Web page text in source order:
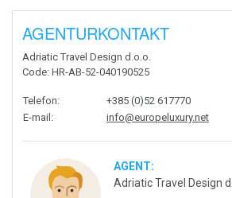
AGENTURKONTAKT
Adriatic Travel Design d.o.o.
Code: HR-AB-52-040190525
Telefon:
+385 (0)52 617770
E-mail : info@europeluxury.net
AGENT:
Adriatic Travel Design